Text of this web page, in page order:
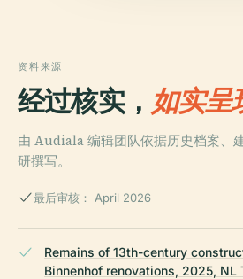
资料来源
经过核实， 如实呈
由 Audiala 编辑团队依据历史档案、
研撰写。
最后审核： April 2026
Remains of 13th-century
Binnenhof renovations, 2025, NL